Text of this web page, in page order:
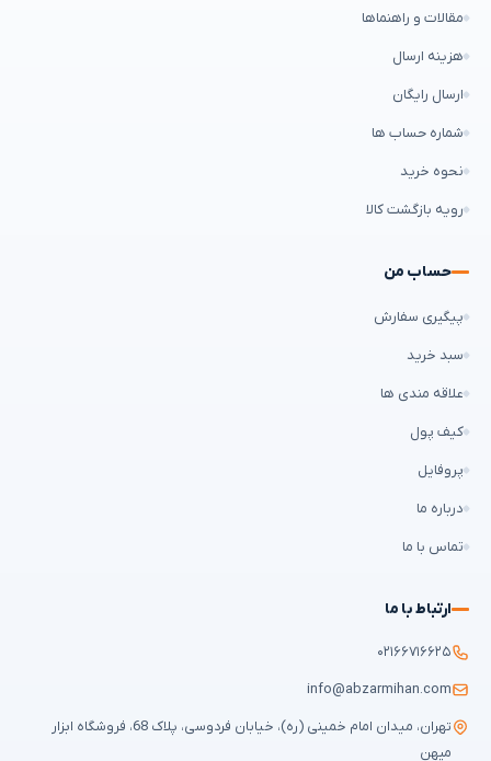
مقالات و راهنماها
هزینه ارسال
ارسال رایگان
شماره حساب ها
نحوه خرید
رویه بازگشت کالا
حساب من
پیگیری سفارش
سبد خرید
علاقه مندی ها
کیف پول
پروفایل
درباره ما
تماس با ما
ارتباط با ما
۰۲۱۶۶۷۱۶۶۲۵
info@abzarmihan.com
تهران، میدان امام خمینی (ره)، خیابان فردوسی، پلاک 68، فروشگاه ابزار
میهن